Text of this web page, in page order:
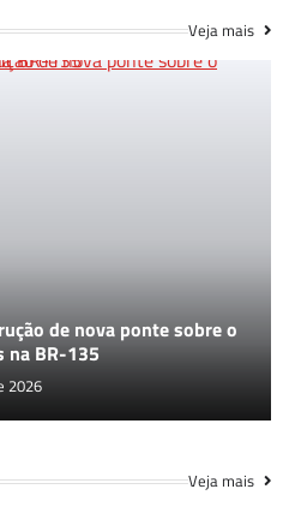
Veja mais
de nova ponte sobre o
na BR-135
2026
Veja mais